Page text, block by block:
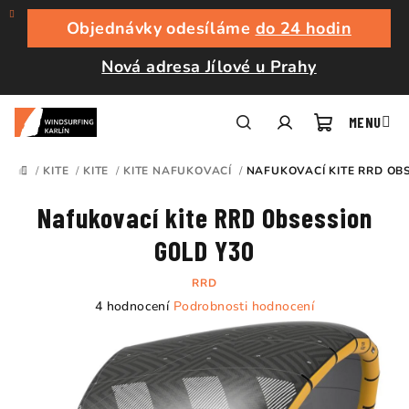
Přejít
obsah
Objednávky odesíláme do 24 hodin
Nová adresa Jílové u Prahy
košík
DOMŮ
/ KITE / KITE / KITE NAFUKOVACÍ / NAFUKOVACÍ KITE RRD
Nafukovací kite RRD Obsession
GOLD Y30
RRD
Průměrné
produktu
je
5,0
z
4 hodnocení Podrobnosti hodnocení